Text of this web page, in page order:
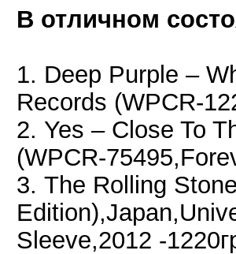
В отличном
1. Deep Purple ‎–
Records ‎(WPCR-
2. Yes ‎– Close To
‎(WPCR-
3. The Rolling
Sleeve,2012 -